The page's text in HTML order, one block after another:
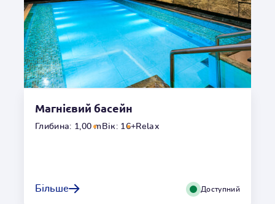
У термальному басейні на вас чекають джакузі та
гідромасажна ванна, щоб розслабити будь-яку частину
Магнієвий басейн
Глибина: 1,00 mВік: 16+Relax
Більше Доступний